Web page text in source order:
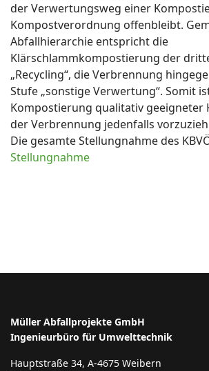
der Verwertungsweg einer
Kompostverordnung offenbleibt.
Abfallhierarchie entspricht die
Klärschlammkompostierung der
„Recycling“, die Verbrennung
Stufe „sonstige Verwertung“. Somit
Kompostierung qualitativ geeigneter
der Verbrennung jedenfalls
Die gesamte Stellungnahme des
Stellungnahme
Müller Abfallprojekte GmbH
Ingenieurbüro für Umwelttechnik
Hauptstraße 34, A-4675 Weibern